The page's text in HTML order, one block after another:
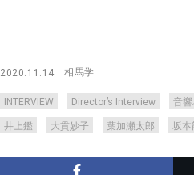
2020.11.14 相馬学
INTERVIEW Director’s Interview 音響
井上鑑 大貫妙子 葉加瀬太郎 坂本